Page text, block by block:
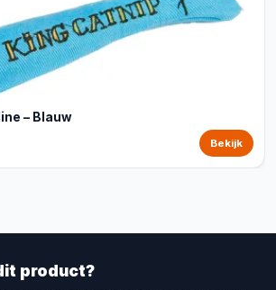
– Blauw
Bekijk
product?